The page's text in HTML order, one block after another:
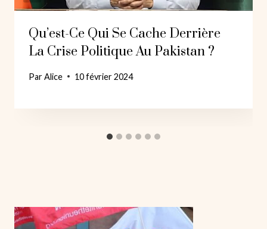
Qu’est-Ce Qui Se Cache Derrière
La Crise Politique Au Pakistan ?
ParAlice 10 février 2024